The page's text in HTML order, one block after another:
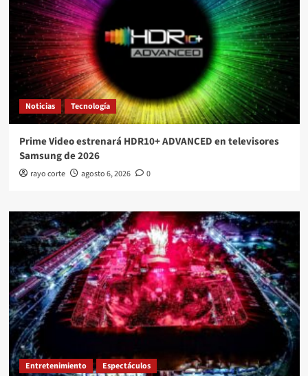
Noticias Tecnología
Prime Video estrenará HDR10+ ADVANCED en televisores
Samsung de 2026
rayo corte agosto 6, 2026 0
Entretenimiento Espectáculos